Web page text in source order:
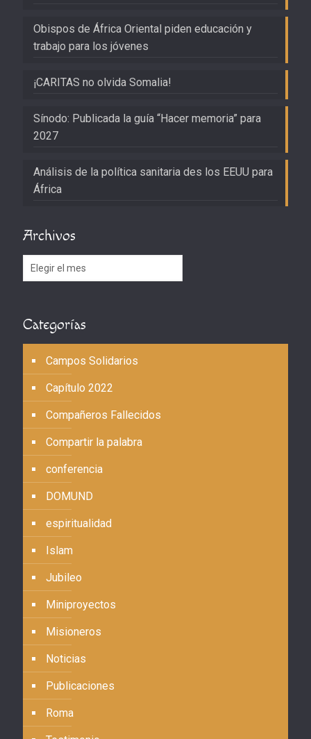
Obispos de África Oriental piden educación y
trabajo para los jóvenes
¡CARITAS no olvida Somalia!
Sínodo: Publicada la guía “Hacer memoria” para
2027
Análisis de la política sanitaria des los EEUU para
África
Archivos
Archivos
Categorías
Campos Solidarios
Capítulo 2022
Compañeros Fallecidos
Compartir la palabra
conferencia
DOMUND
espiritualidad
Islam
Jubileo
Miniproyectos
Misioneros
Noticias
Publicaciones
Roma